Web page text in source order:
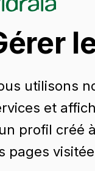
HUILE CARRÉE
utilisons
et
profil créé
pages